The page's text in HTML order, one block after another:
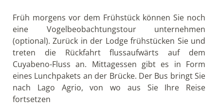
Früh morgens vor dem Frühstück können Sie noch
eine Vogelbeobachtungstour unternehmen
(optional). Zurück in der Lodge frühstücken Sie und
treten die Rückfahrt flussaufwärts auf dem
Cuyabeno-Fluss an. Mittagessen gibt es in Form
eines Lunchpakets an der Brücke. Der Bus bringt Sie
nach Lago Agrio, von wo aus Sie Ihre Reise
fortsetzen